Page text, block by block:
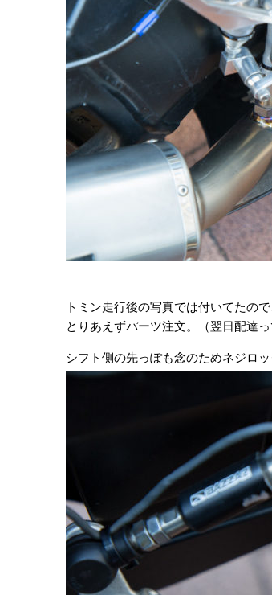
トミン走行後の写真では付いてたの
とりあえずパーツ注文。（翌日配達っ
シフト側の先っぽも念のためネジロッ